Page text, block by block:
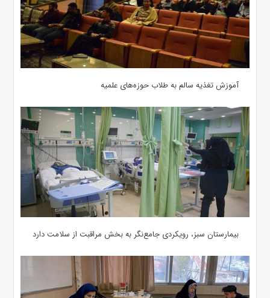
آموزش تغذیه سالم به طلاب حوزه‌های علمیه
بیمارستان سبز، رویکردی جامع‌نگر به بخش مراقبت از سلامت دارد